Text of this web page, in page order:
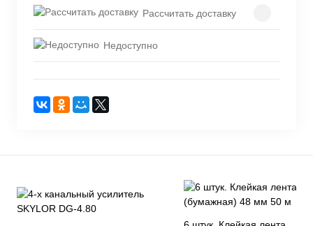
Рассчитать доставку
Недоступно